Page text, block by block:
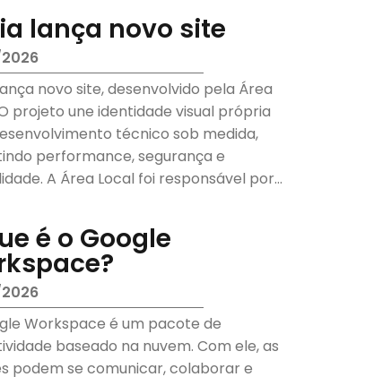
lança novo site
novo site, desenvolvido pela Área
projeto une identidade visual própria
técnico sob medida,
performance, segurança e
A Área Local foi responsável por
é o Google
Workspace é um pacote de
baseado na nuvem. Com ele, as
podem se comunicar, colaborar e